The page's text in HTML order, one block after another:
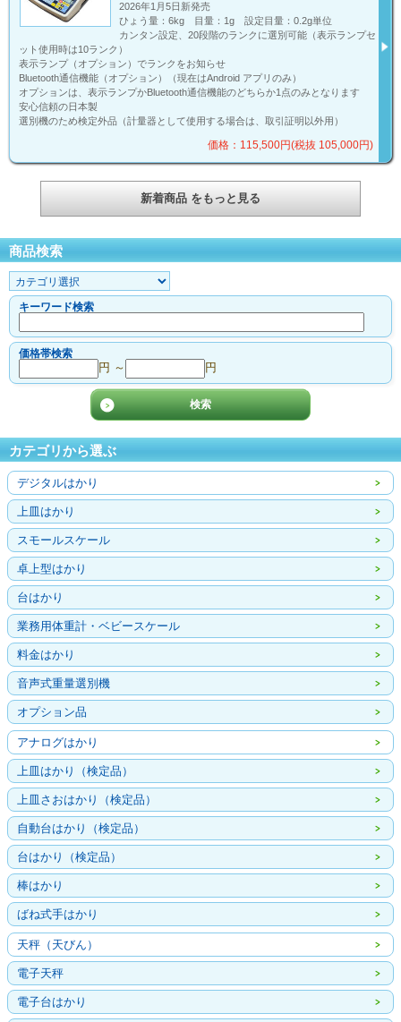
2026年1月5日新発売
ひょう量：6kg 目量：1g 設定目量：0.2g単位
カンタン設定、20段階のランクに選別可能（表示ランプセ
ット使用時は10ランク）
表示ランプ（オプション）でランクをお知らせ
Bluetooth通信機能（オプション）（現在はAndroid アプリのみ）
オプションは、表示ランプかBluetooth通信機能のどちらか1点のみとなります
安心信頼の日本製
選別機のため検定外品（計量器として使用する場合は、取引証明以外用）
価格：115,500円(税抜 105,000円)
新着商品 をもっと見る
商品検索
キーワード検索
価格帯検索
円 ～ 円
カテゴリから選ぶ
デジタルはかり
上皿はかり
スモールスケール
卓上型はかり
台はかり
業務用体重計・ベビースケール
料金はかり
音声式重量選別機
オプション品
アナログはかり
上皿はかり（検定品）
上皿さおはかり（検定品）
自動台はかり（検定品）
台はかり（検定品）
棒はかり
ばね式手はかり
天秤（天びん）
電子天秤
電子台はかり